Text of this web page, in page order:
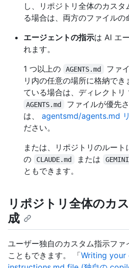
し、リポジトリ全体のカス
る場合は、両方のファイルの
エージェントの指示は AI エ
れます。
1 つ以上の
AGENTS.md
ファ
リ内の任意の場所に格納で
ている場合は、ディレクトリ
AGENTS.md
ファイルが優先
は、 agentsmd/agents.md
ださい。
または、リポジトリのルート
の
CLAUDE.md または
ともできます。
リポジトリ全体のカ
成
ユーザー独自のカスタム指示ファ
こともできます。 「Writing